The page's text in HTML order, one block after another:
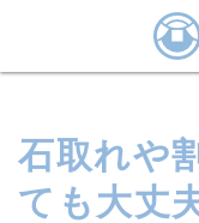
石取れや
ても大丈